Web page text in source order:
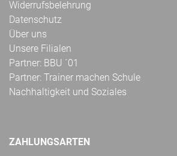
Widerrufsbelehrung
Datenschutz
Über uns
Unsere Filialen
Partner: BBU ´01
Partner: Trainer machen Schule
Nachhaltigkeit und Soziales
ZAHLUNGSARTEN